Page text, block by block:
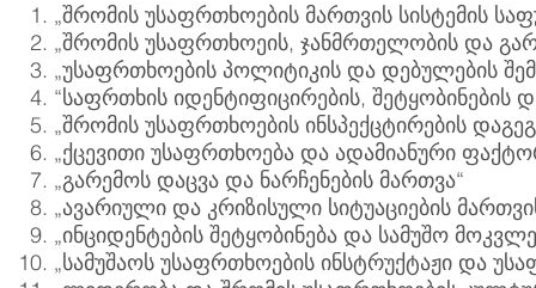
„შრომის უსაფრთხოების მართვის სისტემის
„შრომის უსაფრთხოეის, ჯანმრთელობის და
„უსაფრთხოების პოლიტიკის და დებულების
“საფრთხის იდენტიფიცირების, შეტყობინების
„შრომის უსაფრთხოების ინსპექცტირების
„ქცევითი უსაფრთხოება და ადამიანური
„გარემოს დაცვა და ნარჩენების მართვა“
„ავარიული და კრიზისული სიტუაციების
„ინციდენტების შეტყობინება და სამუშო
„სამუშაოს უსაფრთხოების ინსტრუქტაჟი და